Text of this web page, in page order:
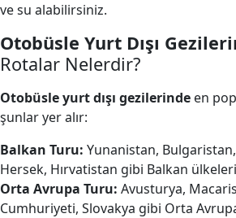
ve su alabilirsiniz.
Otobüsle Yurt Dışı
Rotalar Nelerdir?
Otobüsle yurt dışı gezilerinde en
şunlar yer alır:
Balkan Turu: Yunanistan,
Hersek, Hırvatistan gibi Balkan
Orta Avrupa Turu: Avusturya,
Cumhuriyeti, Slovakya gibi Orta